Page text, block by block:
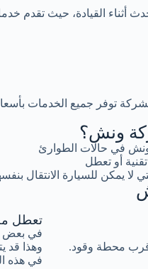
أثناء القيادة، حيث تقدم
توفر جميع الخدمات
ونش؟
ونش في حالات الطوارئ
أو تعطل
يمكن للسيارة الانتقال
تعطل
في بعض
وهذا قد
في هذه
محطة وقود.